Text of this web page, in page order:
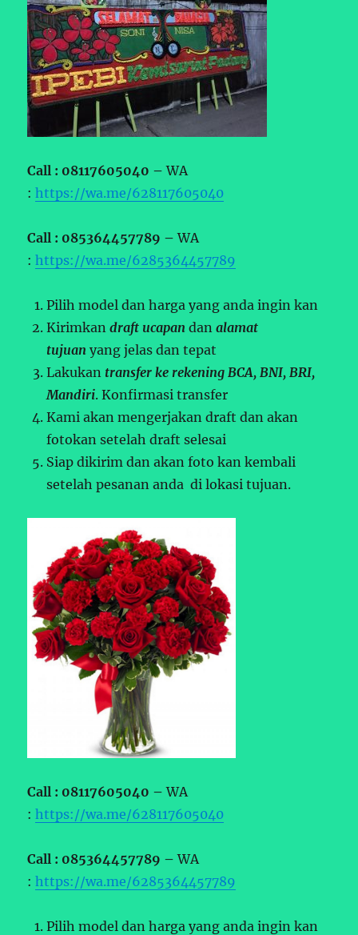
Call : 08117605040 –WA
:https://wa.me/628117605040
Call : 085364457789 –WA
:https://wa.me/6285364457789
Pilih model dan harga yang anda ingin kan
Kirimkandraft ucapan danalamat
tujuan yang jelas dan tepat
Lakukan transfer ke rekening BCA, BNI, BRI,
Mandiri. Konfirmasi transfer
Kami akan mengerjakan draft dan akan
fotokan setelah draft selesai
Siap dikirim dan akan foto kan kembali
setelah pesanan anda di lokasi tujuan.
Call : 08117605040 –WA
:https://wa.me/628117605040
Call : 085364457789 –WA
:https://wa.me/6285364457789
Pilih model dan harga yang anda ingin kan